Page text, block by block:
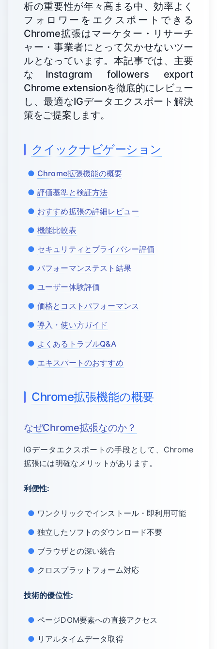
析の重要性が年々高まる中、効率よく
フォロワーをエクスポートできる
Chrome拡張はマーケター・リサーチ
ャー・事業者にとって欠かせないツー
ルとなっています。本記事では、主要
なInstagram followers export
Chrome extensionを徹底的にレビュー
し、最適なIGデータエクスポート解決
策をご提案します。
クイックナビゲーション
Chrome拡張機能の概要
評価基準と検証方法
おすすめ拡張の詳細レビュー
機能比較表
セキュリティとプライバシー評価
パフォーマンステスト結果
ユーザー体験評価
価格とコストパフォーマンス
導入・使い方ガイド
よくあるトラブルQ&A
エキスパートのおすすめ
Chrome拡張機能の概要
なぜChrome拡張なのか？
IGデータエクスポートの手段として、Chrome
拡張には明確なメリットがあります。
利便性:
ワンクリックでインストール・即利用可能
独立したソフトのダウンロード不要
ブラウザとの深い統合
クロスプラットフォーム対応
技術的優位性:
ページDOM要素への直接アクセス
リアルタイムデータ取得